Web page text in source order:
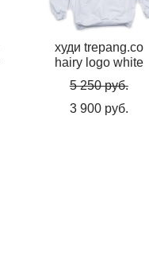
худи trepang.co
hairy logo white
5 250 pуб.
3 900 pуб.